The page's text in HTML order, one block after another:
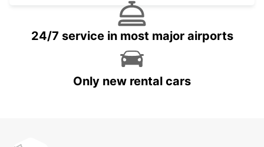
24/7 service in most major airports
Only new rental cars